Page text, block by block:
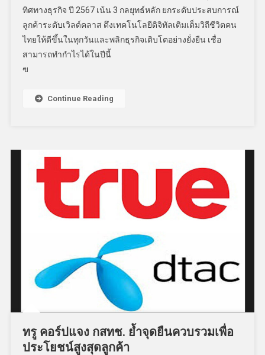
ทิศทางธุรกิจ ปี 2567 เน้น 3 กลยุทธ์หลัก ยกระดับประสบการณ์
ลูกค้าระดับเวิลด์คลาส ดึงเทคโนโลยีดิจิทัลเติมเต็มวิถีชีวิตคน
ไทยให้ดีขึ้นในทุกวันและพลิกธุรกิจเติบโตอย่างยั่งยืน เชื่อ
สามารถทำกำไรได้ในปีนี้
ฃ
Continue Reading
ทรู คอร์ปแจง กสทช. ย้ำจุดยืนควบรวมเพื่อ
ประโยชน์สูงสุดลูกค้า